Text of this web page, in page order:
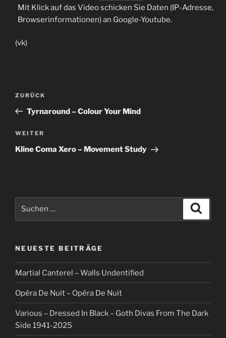
Mit Klick auf das Video schicken Sie Daten (IP-Adresse,
Browserinformationen) an Google-Youtube.
(vk)
Beitragsnavigation
Vorheriger
Beitrag
ZURÜCK
Tyrnaround – Colour Your Mind
Nächster
Beitrag
WEITER
Kline Coma Xero – Movement Study
NEUESTE BEITRÄGE
Martial Canterel – Walls Undentified
Opéra De Nuit – Opéra De Nuit
Various – Dressed In Black – Goth Divas From The Dark
Side 1941-2025